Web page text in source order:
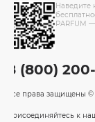
Наведите
PARFUM
8 (800)
Все права защищены ©
Присоединяйтесь к